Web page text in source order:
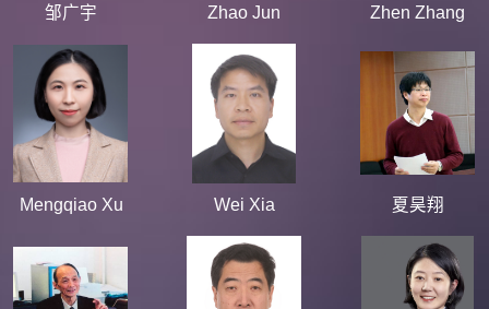
邹广宇 Zhao Jun Zhen Zhang
Mengqiao Xu Wei Xia 夏昊翔